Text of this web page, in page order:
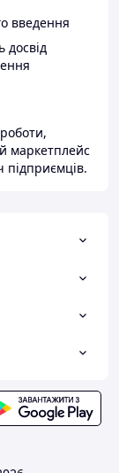
введення
досвід
маркетплейс
підприємців.